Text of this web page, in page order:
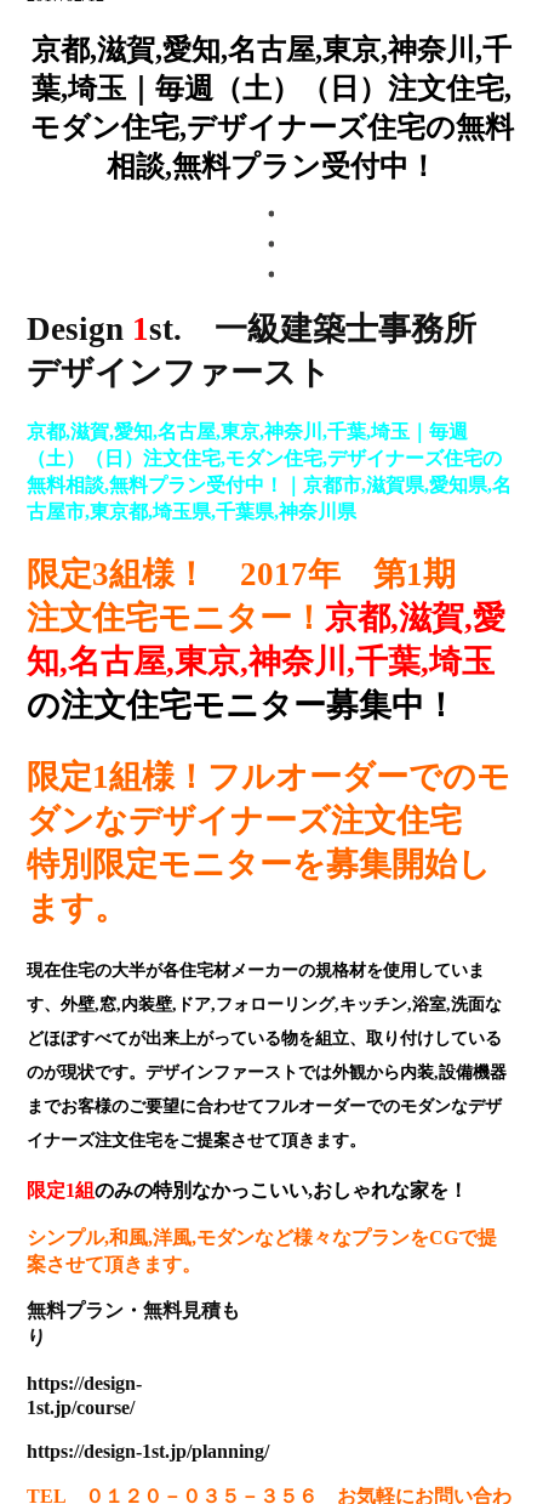
京都,滋賀,愛知,名古屋,東京,神奈川,千
葉,埼玉｜毎週（土）（日）注文住宅,
モダン住宅,デザイナーズ住宅の無料
相談,無料プラン受付中！
Design 1st. 一級建築士事務所
デザインファースト
京都,滋賀,愛知,名古屋,東京,神奈川,千葉,埼玉｜毎週
（土）（日）注文住宅,モダン住宅,デザイナーズ住宅の
無料相談,無料プラン受付中！｜京都市,滋賀県,愛知県,名
古屋市,東京都,埼玉県,千葉県,神奈川県
限定3組様！ 2017年 第1期
注文住宅モニター！ 京都,滋賀,愛
知,名古屋,東京,神奈川,千葉,埼玉
の注文住宅モニター募集中！
限定1組様！フルオーダーでのモ
ダンなデザイナーズ注文住宅
特別限定モニターを募集開始し
ます。
現在住宅の大半が各住宅材メーカーの規格材を使用していま
す、外壁,窓,内装壁,ドア,フォローリング,キッチン,浴室,洗面な
どほぼすべてが出来上がっている物を組立、取り付けしている
のが現状です。デザインファーストでは外観から内装,設備機器
までお客様のご要望に合わせてフルオーダーでのモダンなデザ
イナーズ注文住宅をご提案させて頂きます。
限定1組のみの特別なかっこいい,おしゃれな家を！
シンプル,和風,洋風,モダンなど様々なプランをCGで提
案させて頂きます。
無料プラン ・無料見積も
り
https://design-
1st.jp/course/
https://design-1st.jp/planning/
TEL ０１２０－０３５－３５６ お気軽にお問い合わ